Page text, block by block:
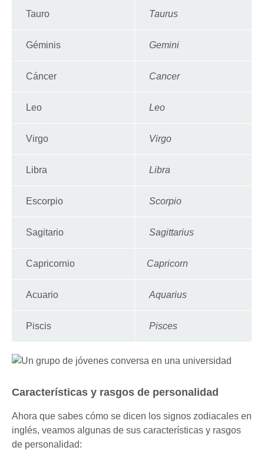
Tauro Taurus
Géminis Gemini
Cáncer Cancer
Leo Leo
Virgo Virgo
Libra Libra
Escorpio Scorpio
Sagitario Sagittarius
Capricornio Capricorn
Acuario Aquarius
Piscis Pisces
Características y rasgos de personalidad
Ahora que sabes cómo se dicen los signos zodiacales en
inglés, veamos algunas de sus características y rasgos
de personalidad: